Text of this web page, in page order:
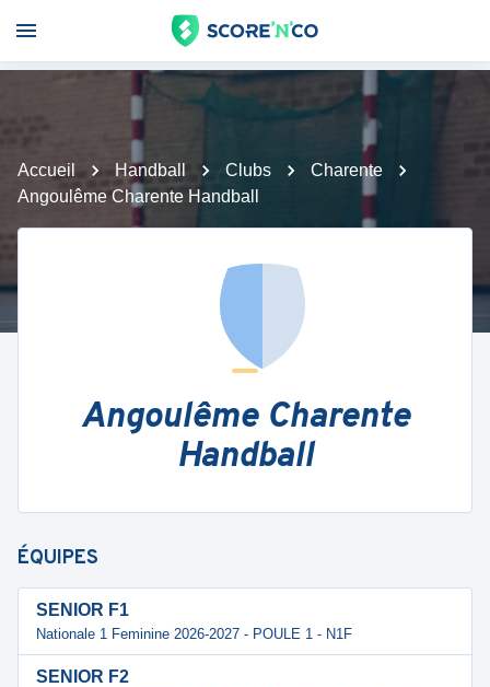
Accueil Handball Clubs
Charente
Angoulême Charente Handball
Angoulême Charente
Handball
ÉQUIPES
SENIOR F1
Nationale 1 Feminine 2026-2027 - POULE 1 - N1F
SENIOR F2